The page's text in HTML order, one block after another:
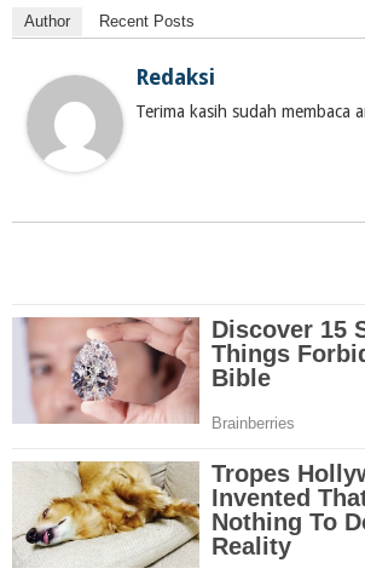
Author Recent Posts
Redaksi
Terima kasih sudah membaca